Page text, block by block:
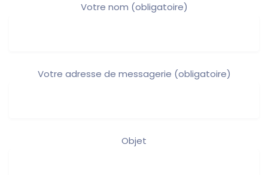
Votre nom (obligatoire)
Votre adresse de messagerie (obligatoire)
Objet